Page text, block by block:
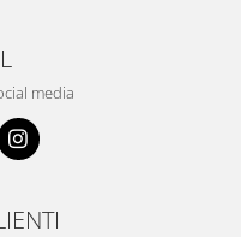
media